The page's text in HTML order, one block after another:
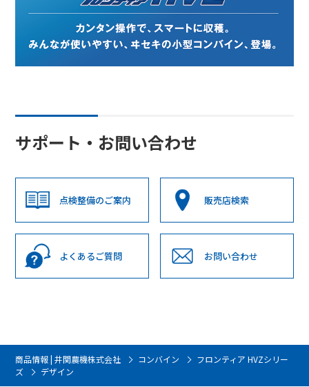
サポート・お問い合わせ
点検整備のご案内 販売店検索
よくあるご質問 お問い合わせ
商品情報 | 井関農機株式会社 コンバイン
フロンティア HVZシリー
ズ
デザイン